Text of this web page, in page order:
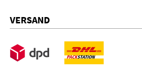
VERSAND